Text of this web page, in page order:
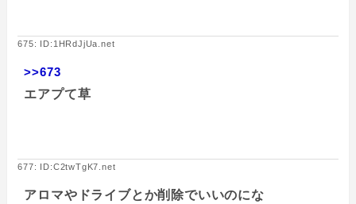
675: ID:1HRdJjUa.net
>>673
エアプて草
677: ID:C2twTgK7.net
アロマやドライブとか削除でいいのにな